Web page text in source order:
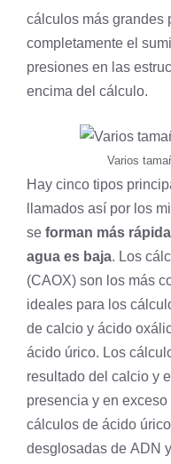
cálculos más grandes
completamente el
presiones en las
encima del cálculo.
Varios
Hay cinco tipos
llamados así por los
se forman más
agua es baja. Los
(CAOX) son los más
ideales para los
de calcio y ácido
ácido úrico. Los
resultado del calcio y
presencia y en
cálculos de ácido
desglosadas de ADN